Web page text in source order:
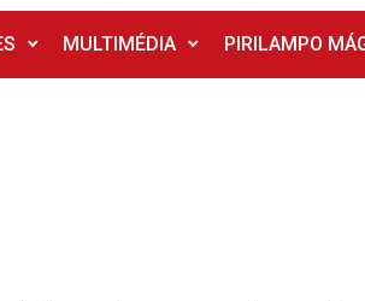
MULTIMÉDIA PIRILAMPO